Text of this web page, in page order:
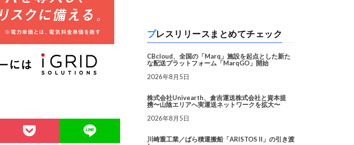
プレスリリースまとめてチェック
CBcloud、全国の「Marq」施設を起点とした新た
な配送プラットフォーム「MarqGO」開始
2026年8月5日
株式会社Univearth、倉吉運送株式会社と資本提
携〜山陰エリアへ実運送ネットワークを拡大〜
2026年8月5日
川崎重工業／ばら積運搬船「ARISTOS II」の引き渡